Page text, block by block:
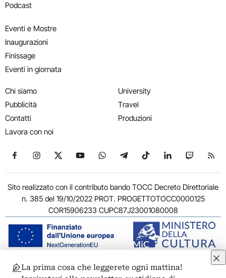
Podcast
Eventi e Mostre
Inaugurazioni
Finissage
Eventi in giornata
Chi siamo
Pubblicità
Contatti
Lavora con noi
University
Travel
Produzioni
Seguici su Facebook
Seguici su Instagram
Seguici su X
Seguici su YouTube
Seguici su WhatsApp
Seguici su Telegram
Seguici su TikTok
Seguici su
Seguici
Sito realizzato con il contributo bando TOCC Decreto Direttoriale
n. 385 del 19/10/2022 PROT. PROGETTOTOCC0000125
COR15906233 CUPC87J23001080008
© 2011-2026 ARTRIBUNE srl – Corso Vittorio Emanuele II, 287 –
La prima cosa che leggerete ogni mattina!